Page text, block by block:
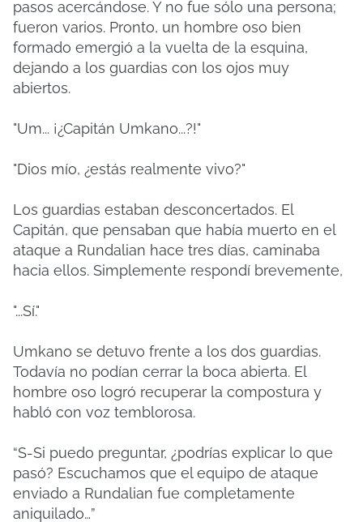
pasos acercándose. Y no fue sólo una persona;
fueron varios. Pronto, un hombre oso bien
formado emergió a la vuelta de la esquina,
dejando a los guardias con los ojos muy
abiertos.
"Um... ¡¿Capitán Umkano...?!"
"Dios mío, ¿estás realmente vivo?"
Los guardias estaban desconcertados. El
Capitán, que pensaban que había muerto en el
ataque a Rundalian hace tres días, caminaba
hacia ellos. Simplemente respondí brevemente,
"...Sí."
Umkano se detuvo frente a los dos guardias.
Todavía no podían cerrar la boca abierta. El
hombre oso logró recuperar la compostura y
habló con voz temblorosa.
“S-Si puedo preguntar, ¿podrías explicar lo que
pasó? Escuchamos que el equipo de ataque
enviado a Rundalian fue completamente
aniquilado…”